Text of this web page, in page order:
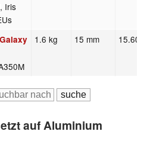
Iris
1.6 kg 15 mm 15.60"
auf Aluminium